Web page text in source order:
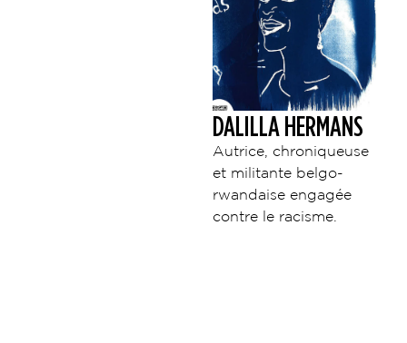
DALILLA HERMANS
Autrice, chroniqueuse
et militante belgo-
rwandaise engagée
contre le racisme.